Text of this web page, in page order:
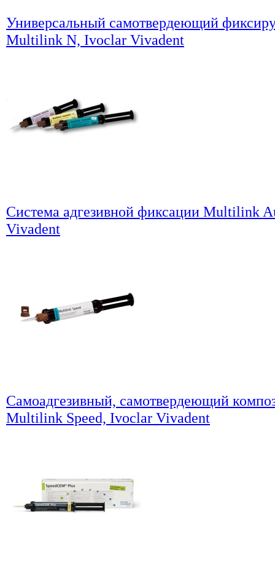
Универсальный самотвердеющий
Multilink N, Ivoclar Vivadent
Система адгезивной фиксации Multilink
Vivadent
Самоадгезивный, самотвердеющий
Multilink Speed, Ivoclar Vivadent